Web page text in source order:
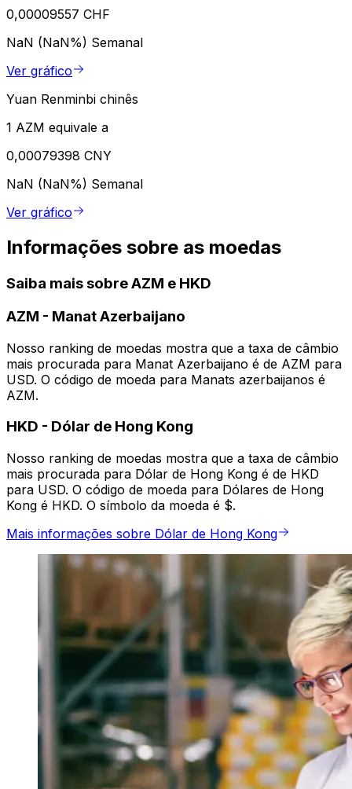
0,00009557 CHF
NaN (NaN%) Semanal
Ver gráfico
Yuan Renminbi chinês
1 AZM equivale a
0,00079398 CNY
NaN (NaN%) Semanal
Ver gráfico
Informações sobre as moedas
Saiba mais sobre AZM e HKD
AZM - Manat Azerbaijano
Nosso ranking de moedas mostra que a taxa de câmbio
mais procurada para Manat Azerbaijano é de AZM para
USD. O código de moeda para Manats azerbaijanos é
AZM.
HKD - Dólar de Hong Kong
Nosso ranking de moedas mostra que a taxa de câmbio
mais procurada para Dólar de Hong Kong é de HKD
para USD. O código de moeda para Dólares de Hong
Kong é HKD. O símbolo da moeda é $.
Mais informações sobre Dólar de Hong Kong